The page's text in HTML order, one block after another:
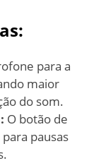
para a
maior
do som.
O botão de
pausas